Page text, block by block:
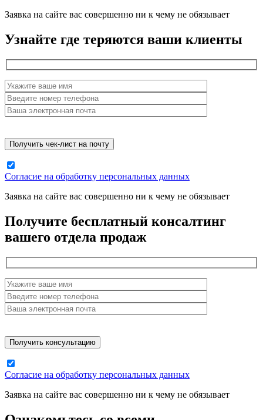
Заявка на сайте вас совершенно ни к чему не обязывает
Узнайте где теряются ваши клиенты
Согласие на обработку персональных данных
Заявка на сайте вас совершенно ни к чему не обязывает
Получите бесплатный консалтинг
вашего отдела продаж
Согласие на обработку персональных данных
Заявка на сайте вас совершенно ни к чему не обязывает